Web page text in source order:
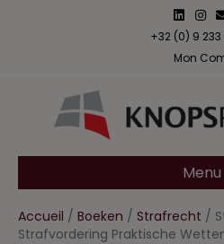
n
n
s
a
m
m
a
l
+32 (0) 9 233
Mon
Menu
Accueil / Boeken / Strafrecht /
Strafvordering Praktische